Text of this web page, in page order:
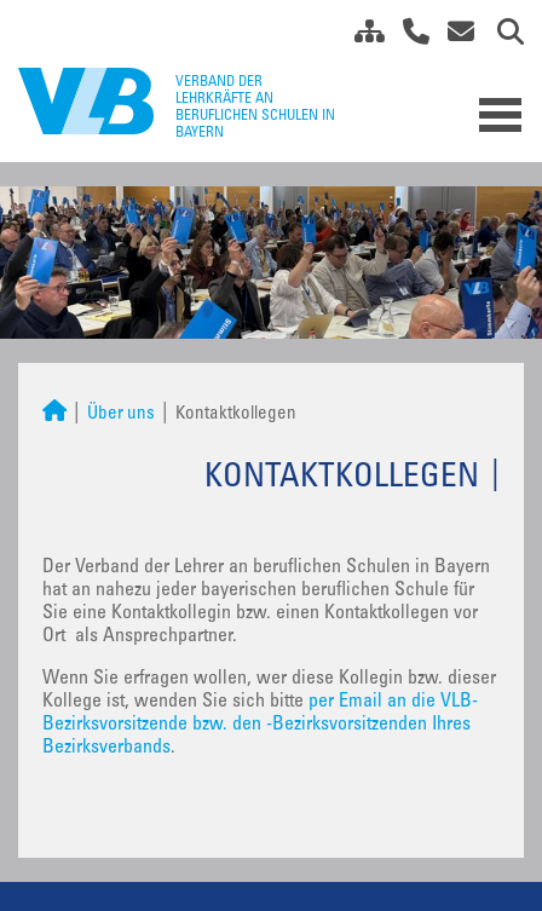
Über uns Kontaktkollegen
KONTAKTKOLLEGEN
Der Verband der Lehrer an beruflichen Schulen in Bayern
hat an nahezu jeder bayerischen beruflichen Schule für
Sie eine Kontaktkollegin bzw. einen Kontaktkollegen vor
Ort als Ansprechpartner.
Wenn Sie erfragen wollen, wer diese Kollegin bzw. dieser
Kollege ist, wenden Sie sich bitte per Email an die VLB-
Bezirksvorsitzende bzw. den -Bezirksvorsitzenden Ihres
Bezirksverbands.